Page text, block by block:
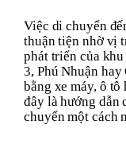
Việc di chuyển
thuận tiện nhờ vị
phát triển của
3, Phú Nhuận hay
bằng xe máy, ô
đây là hướng dẫn
chuyển một cách